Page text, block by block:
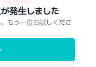
発生しました
もう一度お試しくださ